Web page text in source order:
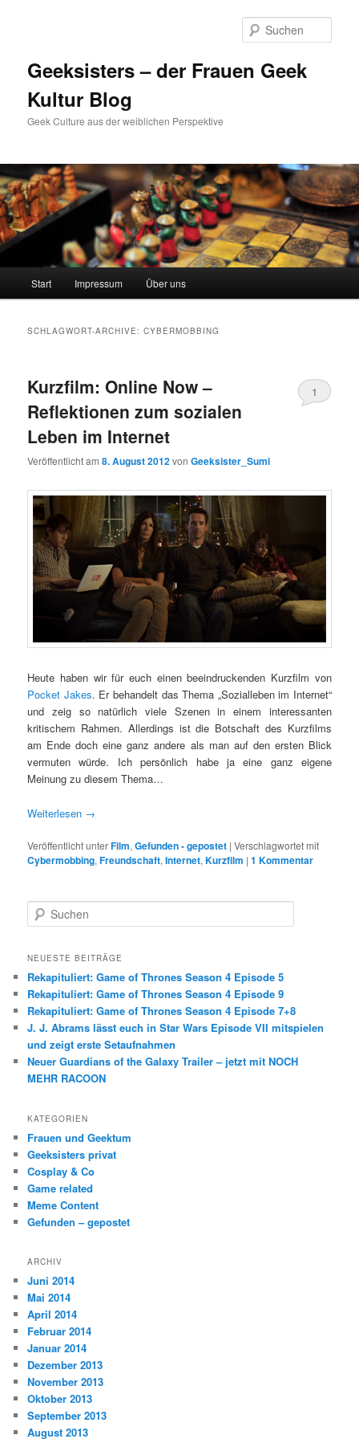
Geeksisters – der Frauen Geek
Kultur Blog
Geek Culture aus der weiblichen Perspektive
Start Impressum Über uns
SCHLAGWORT-ARCHIVE:CYBERMOBBING
Kurzfilm: Online Now –
Reflektionen zum sozialen
Leben im Internet
Veröffentlicht am8. August 2012vonGeeksister_Sumi
1
Heute haben wir für euch einen beeindruckenden Kurzfilm von
Pocket Jakes. Er behandelt das Thema „Sozialleben im Internet“
und zeig so natürlich viele Szenen in einem interessanten
kritischem Rahmen. Allerdings ist die Botschaft des Kurzfilms
am Ende doch eine ganz andere als man auf den ersten Blick
vermuten würde. Ich persönlich habe ja eine ganz eigene
Meinung zu diesem Thema…
Weiterlesen →
Veröffentlicht unterFilm,Gefunden - gepostet |Verschlagwortet mit
Cybermobbing,Freundschaft,Internet,Kurzfilm |1 Kommentar
u
h
n
NEUESTE BEITRÄGE
Rekapituliert: Game of Thrones Season 4 Episode 5
Rekapituliert: Game of Thrones Season 4 Episode 9
Rekapituliert: Game of Thrones Season 4 Episode 7+8
J. J. Abrams lässt euch in Star Wars Episode VII mitspielen
und zeigt erste Setaufnahmen
Neuer Guardians of the Galaxy Trailer – jetzt mit NOCH
MEHR RACOON
KATEGORIEN
Frauen und Geektum
Geeksisters privat
Cosplay & Co
Game related
Meme Content
Gefunden – gepostet
ARCHIV
Juni 2014
Mai 2014
April 2014
Februar 2014
Januar 2014
Dezember 2013
November 2013
Oktober 2013
September 2013
August 2013